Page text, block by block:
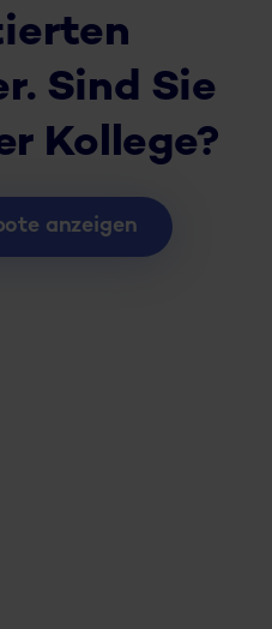
Sind Sie
Kollege?
anzeigen